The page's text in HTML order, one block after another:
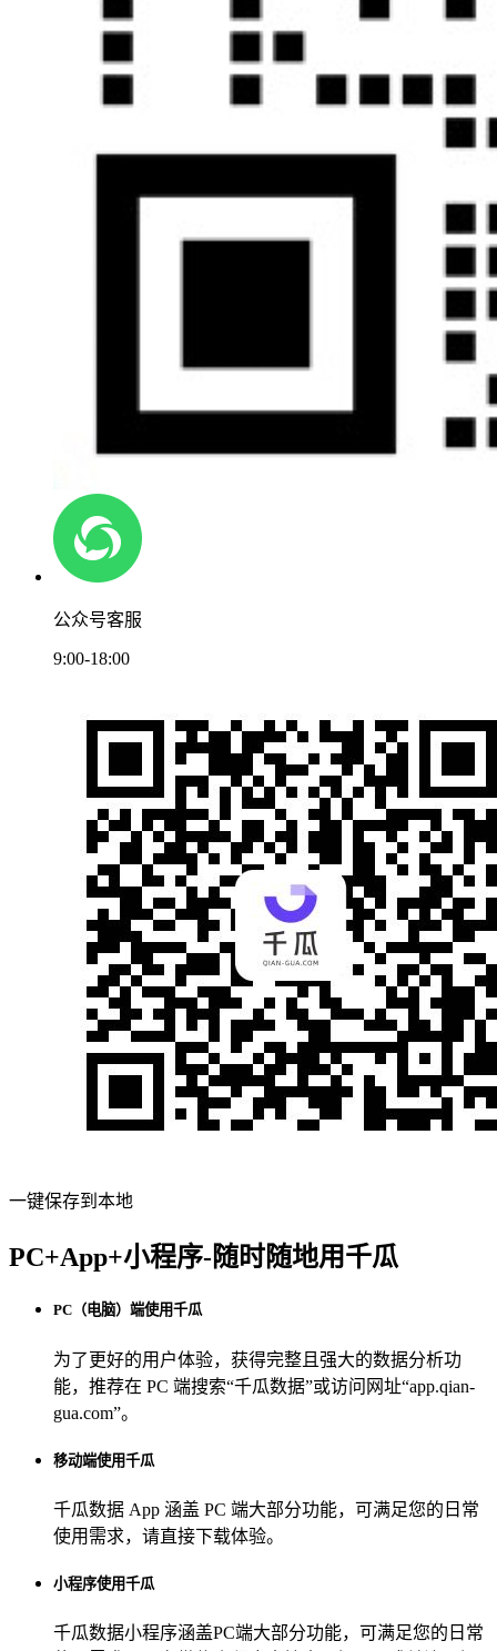
公众号客服
9:00-18:00
一键保存到本地
PC+App+小程序-随时随地用千瓜
PC（电脑）端使用千瓜
为了更好的用户体验，获得完整且强大的数据分析功
能，推荐在 PC 端搜索“千瓜数据”或访问网址“app.qian-
gua.com”。
移动端使用千瓜
千瓜数据 App 涵盖 PC 端大部分功能，可满足您的日常
使用需求，请直接下载体验。
小程序使用千瓜
千瓜数据小程序涵盖PC端大部分功能，可满足您的日常